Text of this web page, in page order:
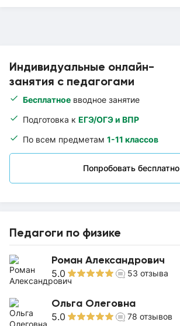
Индивидуальные онлайн-
занятия с педагогами
Бесплатное вводное занятие
Подготовка к ЕГЭ/ОГЭ и ВПР
По всем предметам 1-11 классов
Попробовать бесплатно
Педагоги по физике
Роман Александрович
5.0 53 отзыва
Ольга Олеговна
5.0 78 отзывов